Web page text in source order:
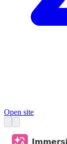
Open site